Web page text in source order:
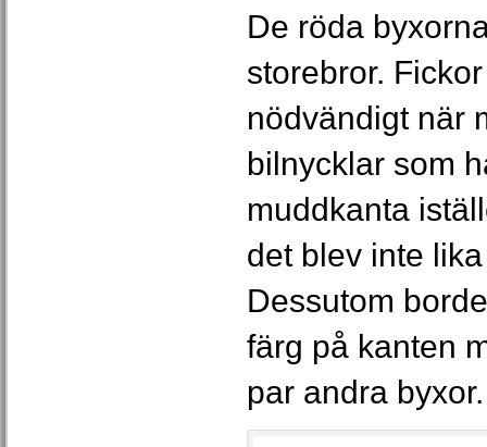
De röda
storebror.
nödvändigt när
bilnycklar som
muddkanta
det blev inte
Dessutom
färg på kanten
par andra byxor.